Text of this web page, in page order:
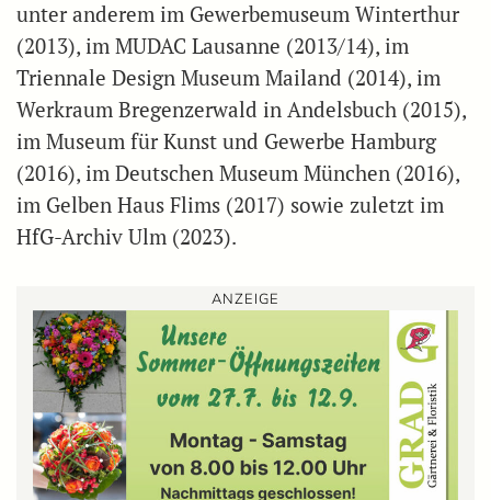
unter anderem im Gewerbemuseum Winterthur
(2013), im MUDAC Lausanne (2013/14), im
Triennale Design Museum Mailand (2014), im
Werkraum Bregenzerwald in Andelsbuch (2015),
im Museum für Kunst und Gewerbe Hamburg
(2016), im Deutschen Museum München (2016),
im Gelben Haus Flims (2017) sowie zuletzt im
HfG-Archiv Ulm (2023).
ANZEIGE